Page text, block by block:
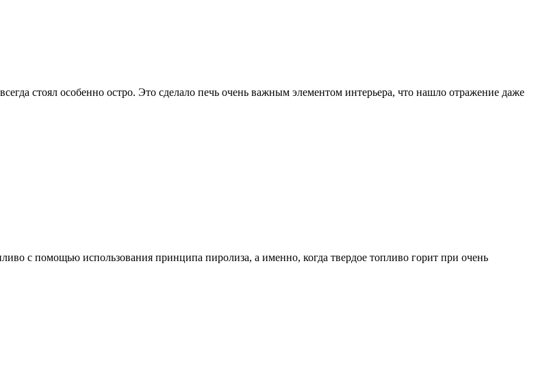
стоял особенно остро. Это сделало печь очень важным элементом интерьера, что нашло отражение даже
с помощью использования принципа пиролиза, а именно, когда твердое топливо горит при очень